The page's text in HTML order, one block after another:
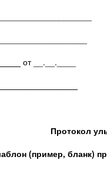
от __.__.____
Протокол
(пример, бланк)